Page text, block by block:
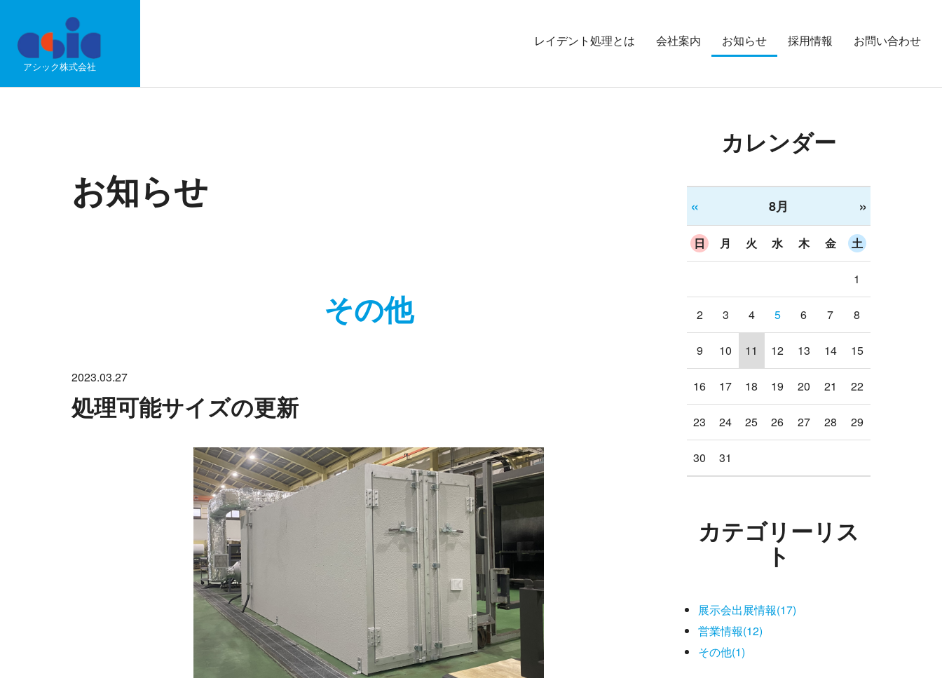
アシック株式会社
レイデント処理とは 会社案内 お知らせ 採用情報 お問い合わせ
お知らせ
その他
2023.03.27
処理可能サイズの更新
カレンダー
« 8月 »
日 月 火 水 木 金 土
1
2 3 4 5 6 7 8
9 10 11 12 13 14 15
16 17 18 19 20 21 22
23 24 25 26 27 28 29
30 31
カテゴリーリス
ト
展示会出展情報(17)
営業情報(12)
その他(1)